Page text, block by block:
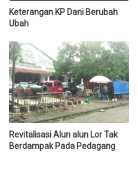
Keterangan KP Dani Berubah
Ubah
Revitalisasi Alun alun Lor Tak
Berdampak Pada Pedagang